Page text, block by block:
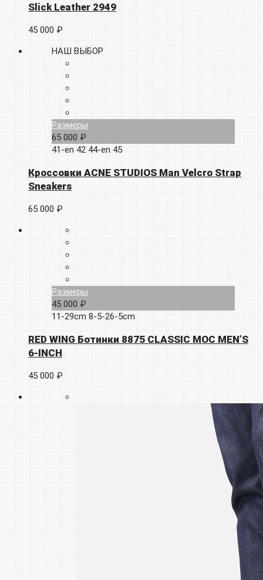
Slick Leather 2949
45 000 ₽
НАШ ВЫБОР
Размеры
65 000 ₽
41-en 42 44-en 45
Кроссовки ACNE STUDIOS Man Velcro Strap
Sneakers
65 000 ₽
Размеры
45 000 ₽
11-29cm 8-5-26-5cm
RED WING Ботинки 8875 CLASSIC MOC MEN’S
6-INCH
45 000 ₽